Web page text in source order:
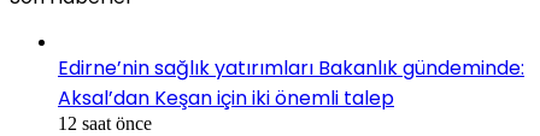
Edirne’nin sağlık yatırımları Bakanlık gündeminde:
Aksal’dan Keşan için iki önemli talep
12 saat önce